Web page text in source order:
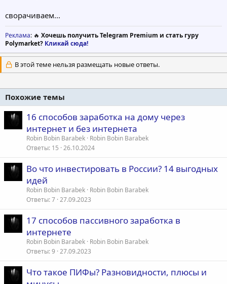
сворачиваем...
Реклама: 🔥 Хочешь получить Telegram Premium и стать гуру
Polymarket? Кликай сюда!
В этой теме нельзя размещать новые ответы.
Похожие темы
16 способов заработка на дому через
интернет и без интернета
Robin Bobin Barabek Robin Bobin Barabek
Ответы 15 26.10.2024
Во что инвестировать в России? 14 выгодных
идей
Robin Bobin Barabek Robin Bobin Barabek
Ответы 7 27.09.2023
17 способов пассивного заработка в
интернете
Robin Bobin Barabek Robin Bobin Barabek
Ответы 9 27.09.2023
Что такое ПИФы? Разновидности, плюсы и